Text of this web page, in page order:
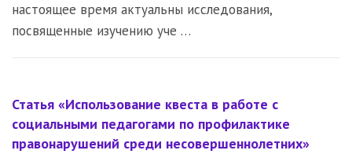
настоящее время актуальны исследования,
посвященные изучению уче …
Статья «Использование квеста в работе с
социальными педагогами по профилактике
правонарушений среди несовершеннолетних»